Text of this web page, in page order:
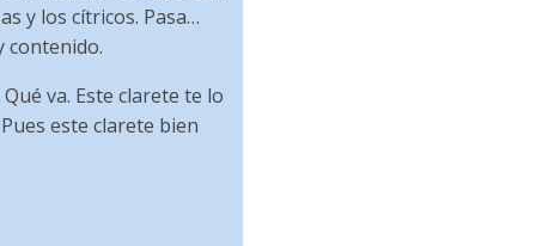
y los cítricos. Pasa…
contenido.
va. Este clarete te lo
este clarete bien